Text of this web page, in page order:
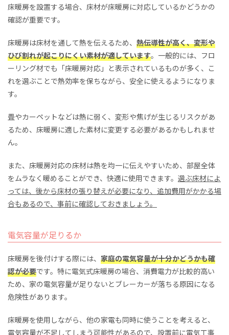
床暖房を設置する場合、床材が床暖房に対応しているかどうかの
確認が重要です。
床暖房は床材を通して熱を伝えるため、 熱伝導性が高く、変形や
ひび割れが起こりにくい素材が適しています。一般的には、フロ
ーリング材でも「床暖房対応」と表示されているものが多く、こ
れを選ぶことで熱効率を保ちながら、安全に使えるようになりま
す。
畳やカーペットなどは熱に弱く、変形や焦げが生じるリスクがあ
るため、床暖房に適した素材に変更する必要があるかもしれませ
ん。
また、床暖房対応の床材は熱を均一に伝えやすいため、部屋全体
をムラなく暖めることができ、快適に使用できます。 選ぶ床材によ
っては、後から床材の張り替えが必要になり、追加費用がかかる場
合もあるので、事前に確認しておきましょう。
電気容量が足りるか
床暖房を後付けする際には、 家庭の電気容量が十分かどうかも確
認が必要です。特に電気式床暖房の場合、消費電力が比較的高い
ため、家の電気容量が足りないとブレーカーが落ちる原因になる
危険性があります。
床暖房を使用しながら、他の家電も同時に使うことを考えると、
電気容量が不足してしまう可能性があるので、設置前に電気工事